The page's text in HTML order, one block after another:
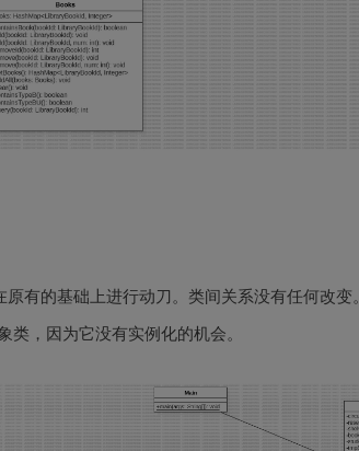
有的基础上进行动刀。类间关系没有任何改变。
类，因为它没有实例化的机会。